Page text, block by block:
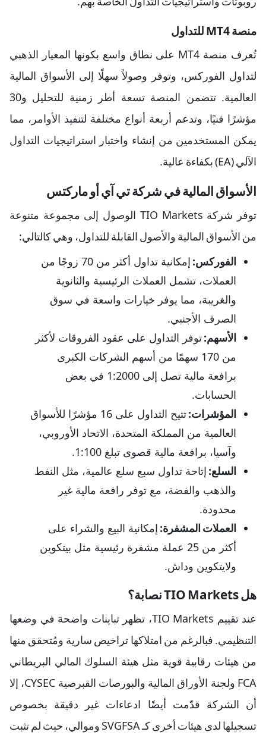
منصة MT4 للتداول
تُعرف منصة MT4 على نطاق واسع بكونها المعيار الذهبي
لتداول الفوركس، وتوفر وصولاً سهلًا إلى الأسواق المالية
العالمية. تتضمن المنصة تسعة أطر زمنية للتحليل و30
مؤشرًا فنيًا، وتدعم أربعة أنواع مختلفة لتنفيذ الأوامر، مما
يمكن المستخدمين من إنشاء واختبار استراتيجيات التداول
الآلي (EA) بكفاءة عالية.
الأسواق المالية في شركة تي آي أو ماركتس
توفر شركة TIO Markets الوصول إلى مجموعة متنوعة
من الأسواق المالية والأصول القابلة للتداول، وهي كالتالي:
الفوركس:
إمكانية تداول أكثر من 70 زوجًا من
العملات، تشمل العملات الرئيسية والثانوية
والغريبة، مما يوفر خيارات واسعة في سوق
الصرف الأجنبي.
الأسهم:توفر التداول على عقود الفروقات لأكثر
من 170 سهمًا من أسهم الشركات الكبرى
برافعة مالية تصل إلى 1:2000 في بعض
الحسابات.
المؤشرات:
تتيح التداول على 16 مؤشرًا للأسواق
العالمية من المملكة المتحدة، الاتحاد الأوروبي،
وآسيا، برافعة مالية قصوى تبلغ 1:100.
السلع: إتاحة تداول سبع سلع عالمية، مثل النفط
والذهب والفضة، مع توفر رافعة مالية غير
محدودة.
العملات المشفرة: إمكانية البيع والشراء على
أكثر من 25 عملة مشفرة رئيسية مثل بيتكوين
ولايتكوين وداش.
هل TIO Markets نصابة؟
عند تقييم TIO Markets، تظهر تباينات واضحة في وضعها
التنظيمي. فبالرغم من امتلاكها تراخيص سارية ومُتحقق منها
من هيئات رقابية قوية مثل هيئة السلوك المالي البريطاني
FCA ولجنة الأوراق المالية والبورصات القبرصية CYSEC، إلا
أن الشركة قدّمت أيضًا ادعاءات غير دقيقة بخصوص
تسجيلها لدى هيئات أخرى كـ SVGFSA وموالي، حيث لم تثبت